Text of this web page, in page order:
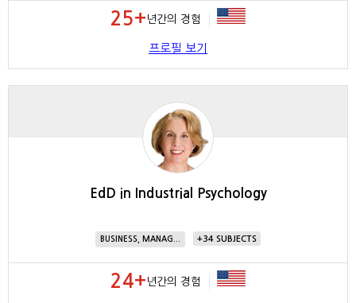
25+ 년간의 경험
프로필 보기
EdD in Industrial Psychology
BUSINESS, MANAG... 34
24+ 년간의 경험